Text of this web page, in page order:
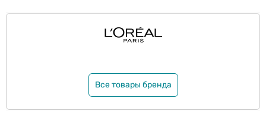
Все товары бренда